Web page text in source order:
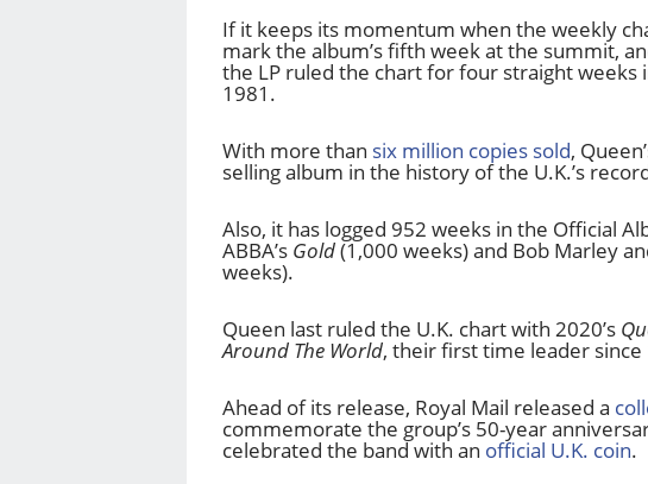
If it keeps its momentum when the weekly
mark the album’s fifth week at the summit,
the LP ruled the chart for four straight
1981.
With more than six million copies sold,
selling album in the history of the U.K.’s
Also, it has logged 952 weeks in the Official
ABBA’s Gold(1,000 weeks) and Bob Marley
weeks).
Queen last ruled the U.K. chart with 2020’s
Around The World, their first time leader since
Ahead of its release, Royal Mail released a
commemorate the group’s 50-year
celebrated the band with an official U.K. coin.